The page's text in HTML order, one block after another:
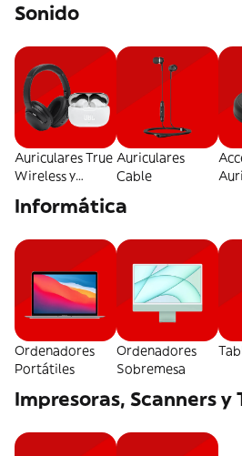
Sonido
Auriculares True
Wireless y
Auriculares
Cable
Informática
Ordenadores
Portátiles
Ordenadores
Sobremesa
Impresoras, Scanners y